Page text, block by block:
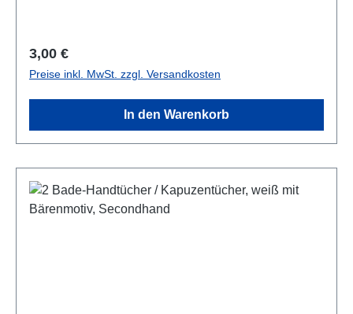
Regulärer Preis:
3,00 €
Preise inkl. MwSt. zzgl. Versandkosten
In den Warenkorb